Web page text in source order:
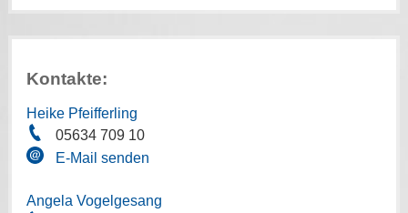
Kontakte:
Heike Pfeifferling
05634 709 10
E-Mail senden
Angela Vogelgesang